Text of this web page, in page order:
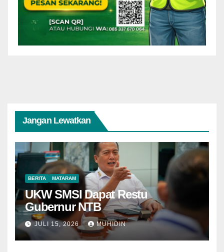
Jangan Lewatkan
BERITA MATARAM
UKW SMSI Dapat Restu
Gubernur NTB
JULI 15, 2026 MUHIDIN